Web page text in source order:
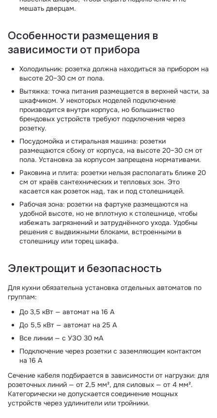
мешать дверцам.
Особенности размещения в
зависимости от прибора
Холодильник: розетка должна находиться за прибором на
высоте 20–30 см от пола.
Вытяжка: точка питания размещается в верхней части, за
шкафчиком. У некоторых моделей подключение
производится внутри корпуса, но большинство
брендовых устройств требуют подключения через
розетку.
Посудомойка и стиральная машина: розетки
размещаются сбоку от корпуса, на высоте 20–30 см от
пола. Установка за корпусом запрещена нормативами.
Раковина и плита: розетки нельзя располагать ближе 20
см от краёв сантехнических и тепловых зон. Это
касается как розеток над, так и под столешницей.
Рабочая зона: розетки на фартуке размещаются на
удобной высоте, но не вплотную к столешнице, чтобы
избежать загрязнений и затруднённого ухода. Удобны
решения с выдвижными блоками, встроенными в
столешницу или торец шкафа.
Электрощит и безопасность
Для кухни обязательна установка отдельных автоматов по
группам:
До 3,5 кВт — автомат на 16 А
До 5,5 кВт — автомат на 25 А
Все линии — с УЗО 30 мА
Подключение через розетки с заземляющим контактом
на 16 А
Сечение кабеля подбирается в зависимости от нагрузки: для
розеточных линий — от 2,5 мм², для силовых — от 4 мм².
Категорически не допускается соединение мощных
устройств через удлинители или тройники.